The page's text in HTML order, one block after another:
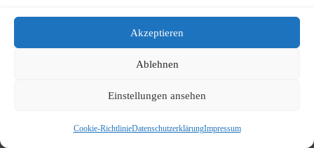
Akzeptieren
Ablehnen
Einstellungen ansehen
Cookie-RichtlinieDatenschutzerklärungImpressum
JUgendZEntrum Haus Michael 9. November 2023
DRK Blutspende am Mittwoch, den 22.11.2023 in Vilich